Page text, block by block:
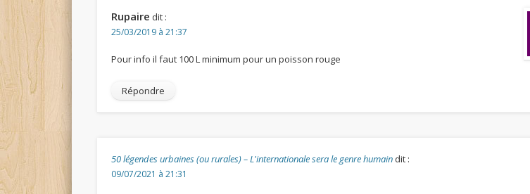
Rupaire dit :
25/03/2019 à 21:37
Pour info il faut 100 L minimum pour un poisson rouge
Répondre
50 légendes urbaines (ou rurales) – L'internationale sera le genre humain dit :
09/07/2021 à 21:31